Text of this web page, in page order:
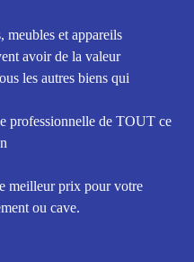
meubles et appareils
avoir de la valeur
les autres biens qui
professionnelle de TOUT ce
meilleur prix pour votre
ou cave.